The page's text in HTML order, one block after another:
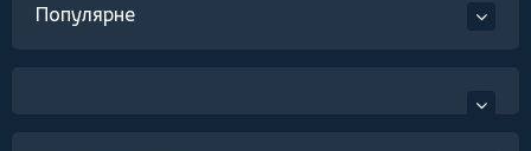
Популярне